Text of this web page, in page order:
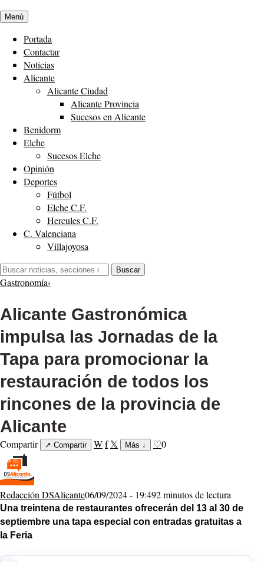
Menú
Portada
Contactar
Noticias
Alicante
Alicante Ciudad
Alicante Provincia
Sucesos en Alicante
Benidorm
Elche
Sucesos Elche
Opinión
Deportes
Fútbol
Elche C.F.
Hercules C.F.
C. Valenciana
Villajoyosa
Buscar:
Buscar
Gastronomía›
Alicante Gastronómica
impulsa las Jornadas de la
Tapa para promocionar la
restauración de todos los
rincones de la provincia de
Alicante
Compartir ↗ Compartir Wf 𝕏 Más ↓ ♡0
Redacción DSAlicante06/09/2024 - 19:492 minutos de lectura
Una treintena de restaurantes ofrecerán del 13 al 30 de
septiembre una tapa especial con entradas gratuitas a
la Feria